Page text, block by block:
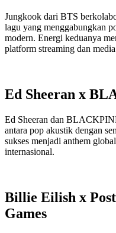
Jungkook dari BTS
lagu yang menggabungkan
modern. Energi keduanya
platform streaming dan
Ed Sheeran x
Ed Sheeran dan
antara pop akustik dengan
sukses menjadi anthem
internasional.
Billie Eilish x
Games